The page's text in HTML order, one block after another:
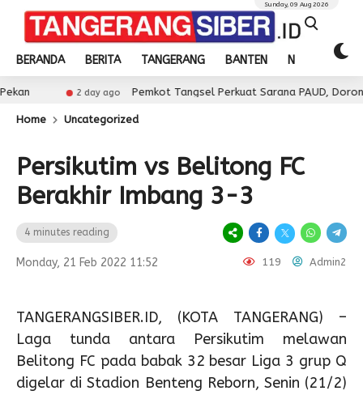
BERANDA BERITA TANGERANG BANTEN NASIONAL
Sunday, 09 Aug 2026
day ago Pemkot Tangsel Perkuat Sarana PAUD, Dorong Partisipasi
Home Uncategorized
Persikutim vs Belitong FC
Berakhir Imbang 3-3
4 minutes reading
Monday, 21 Feb 2022 11:52 119 Admin2
TANGERANGSIBER.ID, (KOTA TANGERANG) –
Laga tunda antara Persikutim melawan
Belitong FC pada babak 32 besar Liga 3 grup Q
digelar di Stadion Benteng Reborn, Senin (21/2)